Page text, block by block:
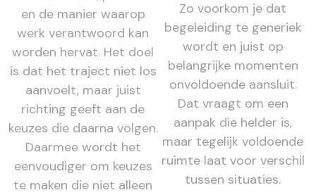
en de manier waarop
werk verantwoord kan
worden hervat. Het doel
is dat het traject niet los
aanvoelt, maar juist
richting geeft aan de
keuzes die daarna volgen.
Daarmee wordt het
eenvoudiger om keuzes
te maken die niet alleen
Zo voorkom je dat
begeleiding te generiek
wordt en juist op
belangrijke momenten
onvoldoende aansluit.
Dat vraagt om een
aanpak die helder is,
maar tegelijk voldoende
ruimte laat voor verschil
tussen situaties.